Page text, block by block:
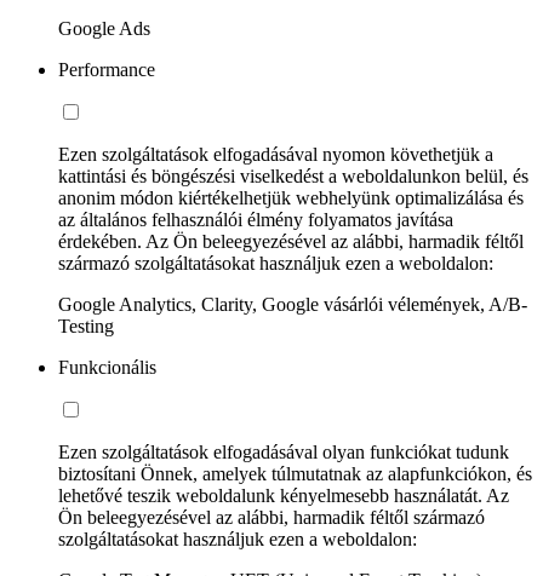
Google Ads
Performance
Ezen szolgáltatások elfogadásával nyomon követhetjük a
kattintási és böngészési viselkedést a weboldalunkon belül, és
anonim módon kiértékelhetjük webhelyünk optimalizálása és
az általános felhasználói élmény folyamatos javítása
érdekében. Az Ön beleegyezésével az alábbi, harmadik féltől
származó szolgáltatásokat használjuk ezen a weboldalon:
Google Analytics, Clarity, Google vásárlói vélemények, A/B-
Testing
Funkcionális
Ezen szolgáltatások elfogadásával olyan funkciókat tudunk
biztosítani Önnek, amelyek túlmutatnak az alapfunkciókon, és
lehetővé teszik weboldalunk kényelmesebb használatát. Az
Ön beleegyezésével az alábbi, harmadik féltől származó
szolgáltatásokat használjuk ezen a weboldalon: